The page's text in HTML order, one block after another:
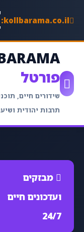
kollbarama.co.il:
פורטל
שידורים חיים,
תרבות יהודית
מבזקים
ועדכונים חיים
24/7